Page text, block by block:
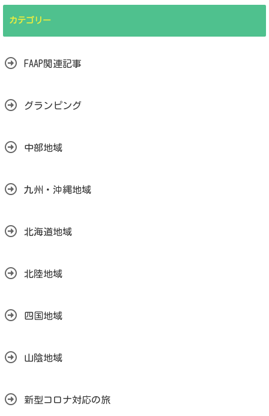
カテゴリー
FAAP関連記事
グランピング
中部地域
九州・沖縄地域
北海道地域
北陸地域
四国地域
山陰地域
新型コロナ対応の旅